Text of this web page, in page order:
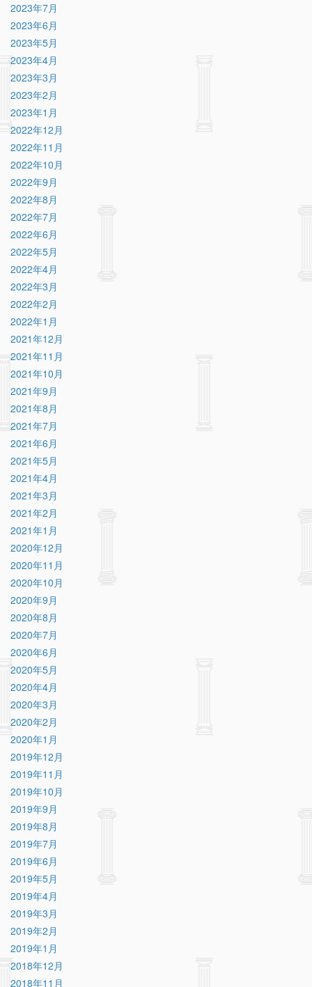
2023年7月
2023年6月
2023年5月
2023年4月
2023年3月
2023年2月
2023年1月
2022年12月
2022年11月
2022年10月
2022年9月
2022年8月
2022年7月
2022年6月
2022年5月
2022年4月
2022年3月
2022年2月
2022年1月
2021年12月
2021年11月
2021年10月
2021年9月
2021年8月
2021年7月
2021年6月
2021年5月
2021年4月
2021年3月
2021年2月
2021年1月
2020年12月
2020年11月
2020年10月
2020年9月
2020年8月
2020年7月
2020年6月
2020年5月
2020年4月
2020年3月
2020年2月
2020年1月
2019年12月
2019年11月
2019年10月
2019年9月
2019年8月
2019年7月
2019年6月
2019年5月
2019年4月
2019年3月
2019年2月
2019年1月
2018年12月
2018年11月